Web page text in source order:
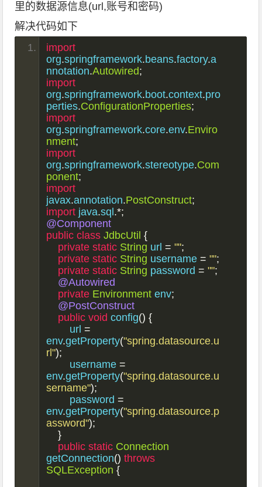
里的数据源信息(url,账号和密码)
解决代码如下
import
org.springframework.beans.factory.a
nnotation.Autowired;
import
org.springframework.boot.context.pro
perties.ConfigurationProperties;
import
org.springframework.core.env.Enviro
nment;
import
org.springframework.stereotype.Com
ponent;
import
javax.annotation.PostConstruct;
import java.sql .*;
@Component
public class JdbcUtil {
private static String url = "";
private static String username = "";
private static String password = "";
@Autowired
private Environment env;
@PostConstruct
public void config() {
        url
=
env.getProperty("spring.datasource.u
rl");
        username
=
env.getProperty("spring.datasource.u
sername");
        password
=
env.getProperty("spring.datasource.p
assword");
}
public static Connection
getConnection() throws
SQLException {